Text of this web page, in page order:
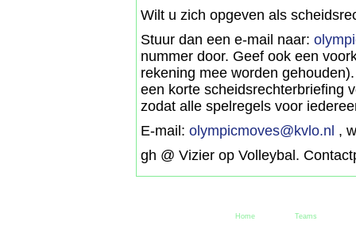
Wilt u zich opgeven als
Stuur dan een e-mail naar:
nummer door. Geef ook een
rekening mee worden
een korte scheidsrechterbriefing
zodat alle spelregels voor
E-mail: olympicmoves@kvlo.nl ,
gh @ Vizier op Volleybal.
Home Teams